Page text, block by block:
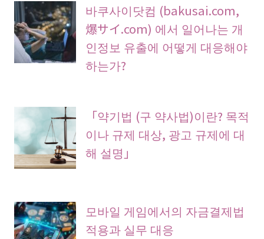
바쿠사이닷컴 (bakusai.com,
爆サイ.com) 에서 일어나는 개
인정보 유출에 어떻게 대응해야
하는가?
「약기법 (구 약사법)이란? 목적
이나 규제 대상, 광고 규제에 대
해 설명」
모바일 게임에서의 자금결제법
적용과 실무 대응